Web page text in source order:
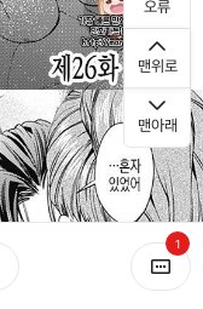
1
오류
맨위로
맨아래